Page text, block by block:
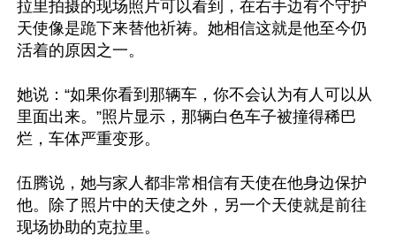
拉里拍摄的现场照片可以看到，在右手边有个守护
天使像是跪下来替他祈祷。她相信这就是他至今仍
活着的原因之一。
她说：“如果你看到那辆车，你不会认为有人可以从
里面出来。”照片显示，那辆白色车子被撞得稀巴
烂，车体严重变形。
伍腾说，她与家人都非常相信有天使在他身边保护
他。除了照片中的天使之外，另一个天使就是前往
现场协助的克拉里。